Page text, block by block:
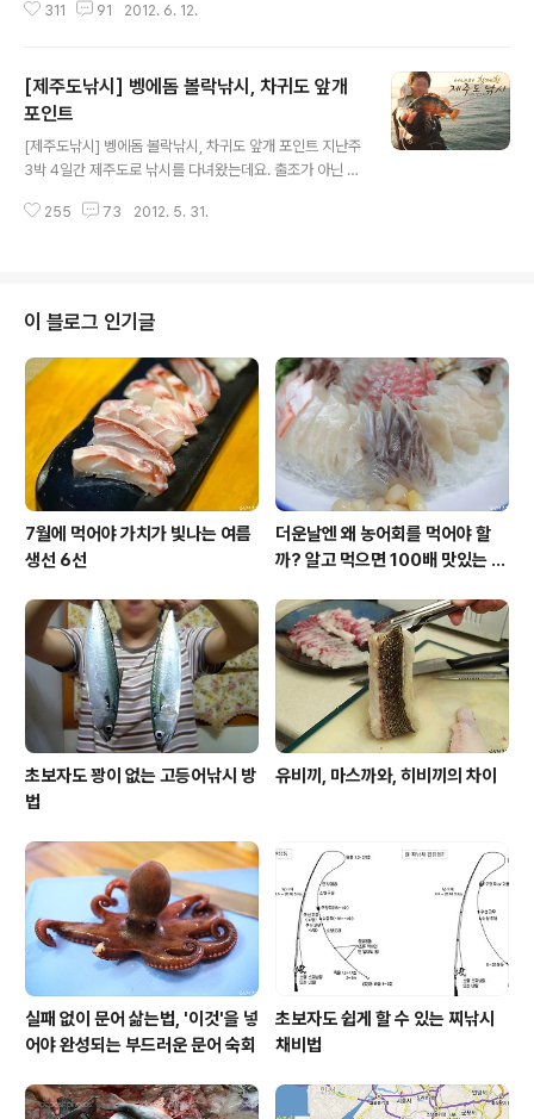
만에 오후 출조를 하였습니다. 전날 차귀도 앞개에선 볼락
에돔 낚시를 시도하였습니다. 참고로 이 분들은 낚시를 하
지 않는 분들이라 배타로 갯바위 들어가는 것도 조금 생소
할텐데 여기서 생각도 못한 뜰채신공에 시간가는 줄 모르
고 놀았습니다. 5월말 제주도 바다낚시 세번째 이야기! 차
귀도 목여로 출발합니다. 차귀도 낚시를 위한 첫걸음, 제주
도 자구네 포구 이때가 5월 중순에서 말로 넘어갈 때인데
311 91 2012. 6. 12.
[제주도낚시] 벵에돔 볼락낚시, 차귀도 앞개
포인트
[제주도낚시] 벵에돔 볼락낚시, 차귀도 앞개 포인트 지난주
3박 4일간 제주도로 낚시를 다녀왔는데요. 출조가 아닌 여
서 세번 출조 할 계획이였어요. 세부적인 포인트까지 철저
갔었는데 왠걸요. 작년부터 지속적으로 제주도 낚시와의
인연을 꿈꿔봤지만 "입질의 추억님은 올때마다 동풍을 몰
고 온다"는 가이드의 말을 입증이 라도 하듯이 첫날부터 강
한 동풍과 너울에 발목이 잡혀버렸습니다. 꿩대신 닭으로
선택해서 들어간 곳은 차귀도 앞개 포인트. 이곳에서 벵에
돔과의 조우를 기약하며 아내와 함께한 ..
255 73 2012. 5. 31.
이 블로그 인기글
7월에 먹어야 가치가 빛나는 여름
생선 6선
더운날엔 왜 농어회를 먹어야 할
까? 알고 먹으면 100배 맛있는 농
초보자도 꽝이 없는 고등어낚시 방
법
유비끼, 마스까와, 히비끼의 차이
실패 없이 문어 삶는법, '이것'을 넣
어야 완성되는 부드러운 문어 숙회
초보자도 쉽게 할 수 있는 찌낚시
채비법